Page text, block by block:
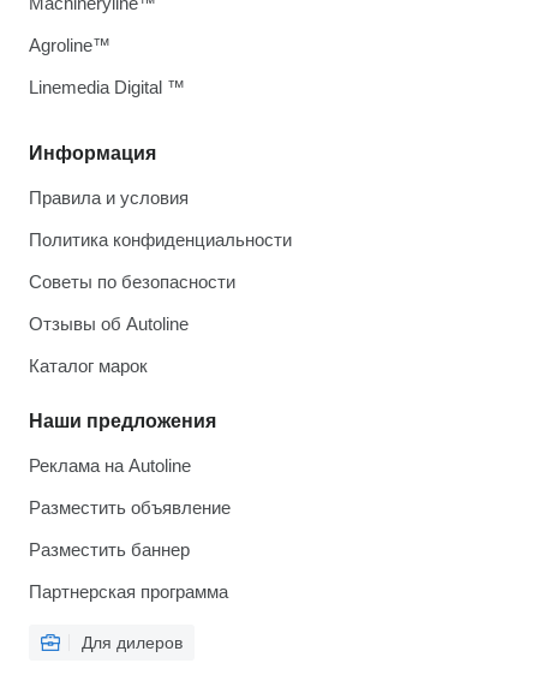
Информация
Правила и условия
Политика конфиденциальности
Советы по безопасности
Отзывы об Autoline
Каталог марок
Наши предложения
Реклама на Autoline
Разместить объявление
Разместить баннер
Партнерская программа
Для дилеров
Agroline™
Linemedia Digital ™